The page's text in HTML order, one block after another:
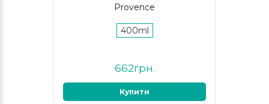
Provence
400ml
662грн.
Купити